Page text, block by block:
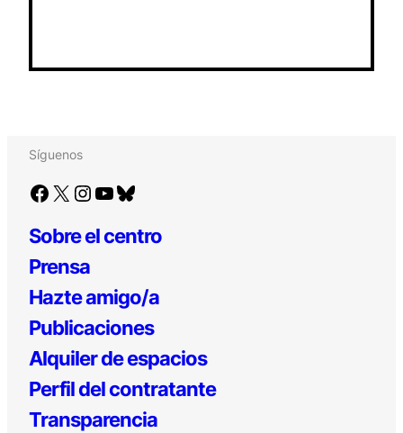
Síguenos
Facebook X Instagram YouTube Bluesky
Sobre el centro
Prensa
Hazte amigo/a
Publicaciones
Alquiler de espacios
Perfil del contratante
Transparencia